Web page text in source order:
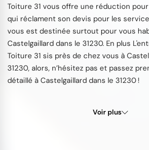
Toiture 31 vous offre une réduction
qui réclament son devis pour les
vous est destinée surtout pour vous
Castelgaillard dans le 31230. En plus
Toiture 31 sis près de chez vous à
31230, alors, n’hésitez pas et passez
détaillé à Castelgaillard dans le 31230 !
Voir plus